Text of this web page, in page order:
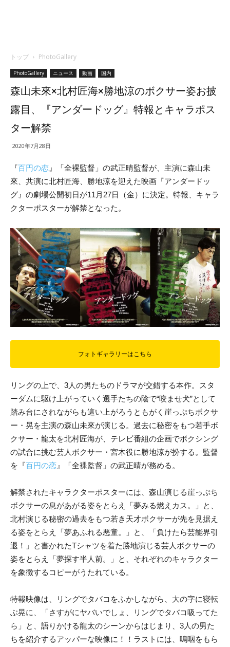
トップ PhotoGallery
PhotoGallery ニュース 動画 国内
森山未來×北村匠海×勝地涼のボクサー姿お披
露目、『アンダードッグ』特報とキャラポス
ター解禁
2020年7月28日
『百円の恋 』「全裸監督」の武正晴監督が、主演に森山未
來、共演に北村匠海、勝地涼を迎えた映画『アンダードッ
グ』の劇場公開初日が11月27日（金）に決定。特報、キャラ
クターポスターが解禁となった。
フォトギャラリーはこちら
リングの上で、3人の男たちのドラマが交錯する本作。スタ
ーダムに駆け上がっていく選手たちの陰で“咬ませ犬”として
踏み台にされながらも這い上がろうともがく崖っぷちボクサ
ー・晃を主演の森山未來が演じる。過去に秘密をもつ若手ボ
クサー・龍太を北村匠海が、テレビ番組の企画でボクシング
の試合に挑む芸人ボクサー・宮木役に勝地涼が扮する。監督
を『百円の恋 』「全裸監督」の武正晴が務める。
解禁されたキャラクターポスターには、森山演じる崖っぷち
ボクサーの息があがる姿をとらえ「夢みる燃えカス。」と、
北村演じる秘密の過去をもつ若き天才ボクサーが先を見据え
る姿をとらえ「夢あふれる悪童。」と、「負けたら芸能界引
退！」と書かれたTシャツを着た勝地演じる芸人ボクサーの
姿をとらえ「夢探す半人前。」と、それぞれのキャラクター
を象徴するコピーがうたれている。
特報映像は、リングでタバコをふかしながら、大の字に寝転
ぶ晃に、「さすがにヤバいでしょ、リングでタバコ吸ってた
ら」と、語りかける龍太のシーンからはじまり、3人の男た
ちを紹介するアッパーな映像に！！ラストには、嗚咽をもら